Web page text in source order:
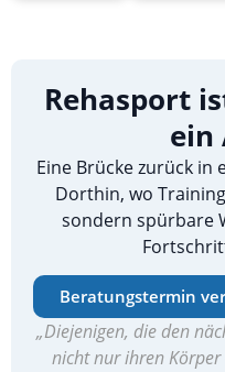
Rehasport
ein
Eine Brücke zurück in
Dorthin, wo
sondern spürbare
Beratungstermin
„Diejenigen, die den
nicht nur ihren Körper